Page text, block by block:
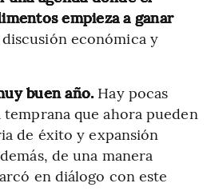
empieza a ganar
económica y
buen año. Hay pocas
temprana que ahora pueden
de éxito y expansión
de una manera
en diálogo con este